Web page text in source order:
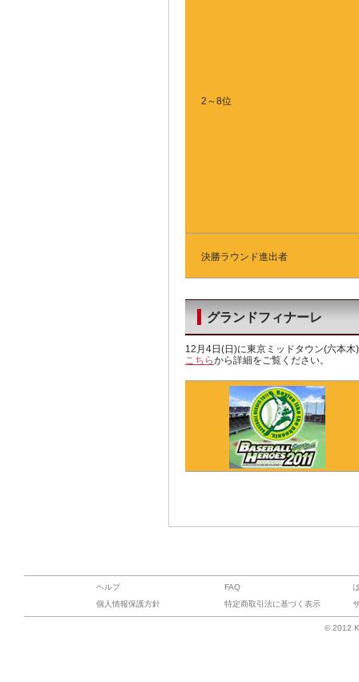
2～8位
決勝ラウンド進出者
グランドフィナーレ
12月4日(日)に東京ミッドタウン(六本
こちらから詳細をご覧ください。
ヘルプ FAQ
個人情報保護方針
特定商取引法に基づく表示
© 2012